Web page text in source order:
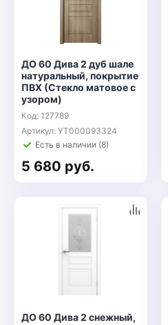
ДО 60 Дива 2 дуб шале
натуральный, покрытие
ПВХ (Стекло матовое с
узором)
Код: 127789
Артикул: УТ000093324
Есть в наличии (8)
5 680 руб.
ДО 60 Дива 2 снежный,